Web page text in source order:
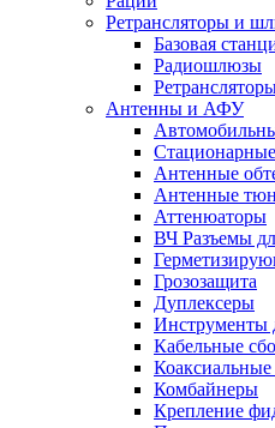
Ретрансляторы и
Базовая
Радиошлюзы
Антенны и АФУ
Антенные
Антенные
Аттенюаторы
ВЧ Разъемы
Грозозащита
Дуплексеры
Инструменты
Кабельные
Коаксиальные
Комбайнеры
Крепление